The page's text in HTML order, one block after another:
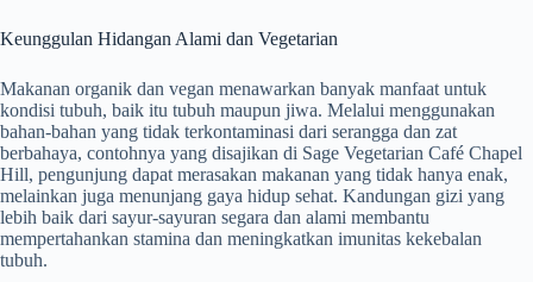
Keunggulan Hidangan Alami dan Vegetarian
Makanan organik dan vegan menawarkan banyak manfaat untuk
kondisi tubuh, baik itu tubuh maupun jiwa. Melalui menggunakan
bahan-bahan yang tidak terkontaminasi dari serangga dan zat
berbahaya, contohnya yang disajikan di Sage Vegetarian Café Chapel
Hill, pengunjung dapat merasakan makanan yang tidak hanya enak,
melainkan juga menunjang gaya hidup sehat. Kandungan gizi yang
lebih baik dari sayur-sayuran segara dan alami membantu
mempertahankan stamina dan meningkatkan imunitas kekebalan
tubuh.